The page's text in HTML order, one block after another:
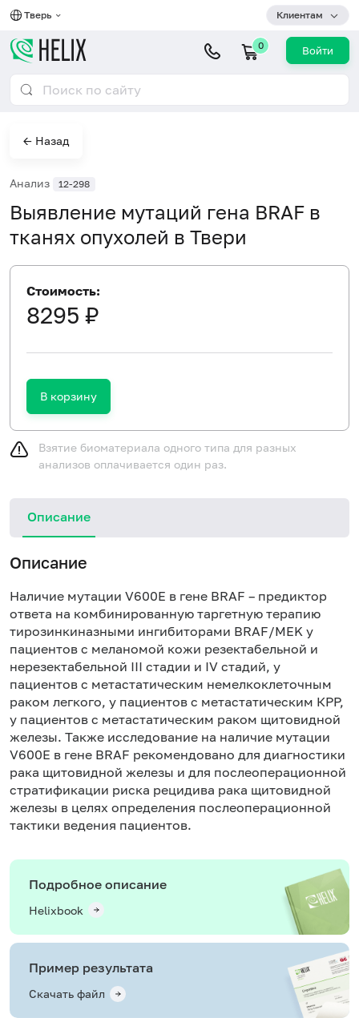
Тверь Клиентам
0 Войти
← Назад
Анализ 12-298
Выявление мутаций гена BRAF в
тканях опухолей в Твери
Стоимость:
8295 ₽
В корзину
Взятие биоматериала одного типа для разных
анализов оплачивается один раз.
Описание
Описание
Наличие мутации V600E в гене BRAF – предиктор
ответа на комбинированную таргетную терапию
тирозинкиназными ингибиторами BRAF/MEK у
пациентов с меланомой кожи резектабельной и
нерезектабельной III стадии и IV стадий, у
пациентов с метастатическим немелкоклеточным
раком легкого, у пациентов с метастатическим КРР,
у пациентов с метастатическим раком щитовидной
железы. Также исследование на наличие мутации
V600E в гене BRAF рекомендовано для диагностики
рака щитовидной железы и для послеоперационной
стратификации риска рецидива рака щитовидной
железы в целях определения послеоперационной
тактики ведения пациентов.
Подробное описание
Helixbook
Пример результата
Скачать файл